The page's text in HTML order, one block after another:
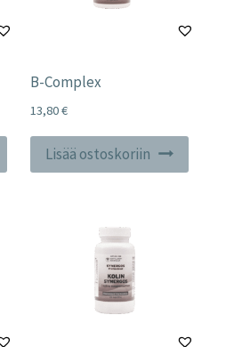
B-Complex
13,80€
Lisää ostoskoriin